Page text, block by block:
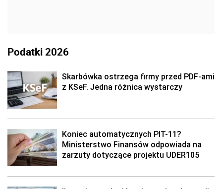
Podatki 2026
Skarbówka ostrzega firmy przed PDF-ami
z KSeF. Jedna różnica wystarczy
Koniec automatycznych PIT-11?
Ministerstwo Finansów odpowiada na
zarzuty dotyczące projektu UDER105